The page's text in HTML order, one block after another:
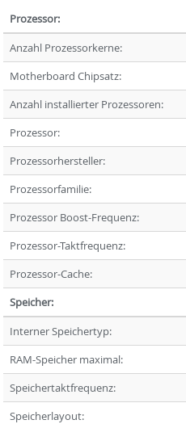
Prozessor:
Anzahl Prozessorkerne:
Motherboard Chipsatz:
Anzahl installierter Prozessoren:
Prozessor:
Prozessorhersteller:
Prozessorfamilie:
Prozessor Boost-Frequenz:
Prozessor-Taktfrequenz:
Prozessor-Cache:
Speicher:
Interner Speichertyp:
RAM-Speicher maximal:
Speichertaktfrequenz:
Speicherlayout: